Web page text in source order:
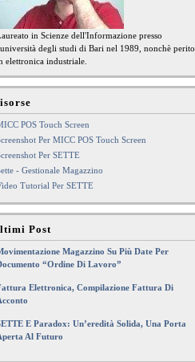
in Scienze dell'Informazione presso
degli studi di Bari nel 1989, nonchè perito
elettronica industriale.
POS Touch Screen
Per MICC POS Touch Screen
Per SETTE
- Gestionale Magazzino
Tutorial Per SETTE
Post
Magazzino Su Più Date Per
“Ordine Di Lavoro”
Elettronica, Compilazione Fattura Di
E Paradox: Un’eredità Solida, Una Porta
Al Futuro